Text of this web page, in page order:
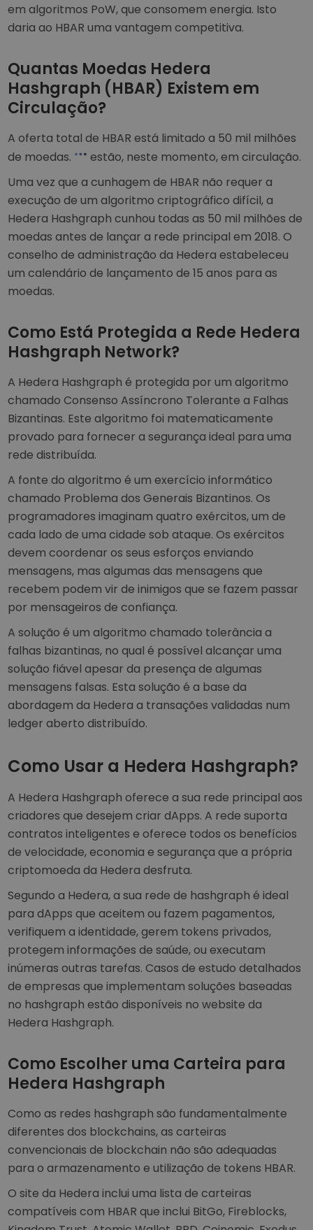
em algoritmos PoW, que consomem energia. Isto
daria ao HBAR uma vantagem competitiva.
Quantas Moedas Hedera
Hashgraph (HBAR) Existem em
Circulação?
A oferta total de HBAR está limitado a 50 mil milhões
de moedas.
estão, neste momento, em circulação.
Uma vez que a cunhagem de HBAR não requer a
execução de um algoritmo criptográfico difícil, a
Hedera Hashgraph cunhou todas as 50 mil milhões de
moedas antes de lançar a rede principal em 2018. O
conselho de administração da Hedera estabeleceu
um calendário de lançamento de 15 anos para as
moedas.
Como Está Protegida a Rede Hedera
Hashgraph Network?
A Hedera Hashgraph é protegida por um algoritmo
chamado Consenso Assíncrono Tolerante a Falhas
Bizantinas. Este algoritmo foi matematicamente
provado para fornecer a segurança ideal para uma
rede distribuída.
A fonte do algoritmo é um exercício informático
chamado Problema dos Generais Bizantinos. Os
programadores imaginam quatro exércitos, um de
cada lado de uma cidade sob ataque. Os exércitos
devem coordenar os seus esforços enviando
mensagens, mas algumas das mensagens que
recebem podem vir de inimigos que se fazem passar
por mensageiros de confiança.
A solução é um algoritmo chamado tolerância a
falhas bizantinas, no qual é possível alcançar uma
solução fiável apesar da presença de algumas
mensagens falsas. Esta solução é a base da
abordagem da Hedera a transações validadas num
ledger aberto distribuído.
Como Usar a Hedera Hashgraph?
A Hedera Hashgraph oferece a sua rede principal aos
criadores que desejem criar dApps. A rede suporta
contratos inteligentes e oferece todos os benefícios
de velocidade, economia e segurança que a própria
criptomoeda da Hedera desfruta.
Segundo a Hedera, a sua rede de hashgraph é ideal
para dApps que aceitem ou fazem pagamentos,
verifiquem a identidade, gerem tokens privados,
protegem informações de saúde, ou executam
inúmeras outras tarefas. Casos de estudo detalhados
de empresas que implementam soluções baseadas
no hashgraph estão disponíveis no website da
Hedera Hashgraph.
Como Escolher uma Carteira para
Hedera Hashgraph
Como as redes hashgraph são fundamentalmente
diferentes dos blockchains, as carteiras
convencionais de blockchain não são adequadas
para o armazenamento e utilização de tokens HBAR.
O site da Hedera inclui uma lista de carteiras
compatíveis com HBAR que inclui BitGo, Fireblocks,